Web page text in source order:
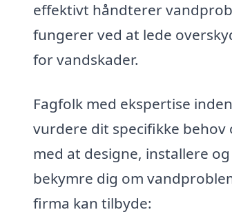
effektivt håndterer
fungerer ved at lede
for vandskader.
Fagfolk med ekspertise
vurdere dit specifikke
med at designe, installere
bekymre dig om
firma kan tilbyde: